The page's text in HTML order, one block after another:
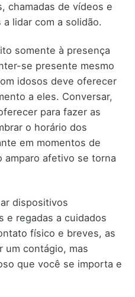
chamadas de vídeos e
lidar com a solidão.
somente à presença
se presente mesmo
idosos deve oferecer
a eles. Conversar,
para fazer as
o horário dos
em momentos de
amparo afetivo se torna
dispositivos
e regadas a cuidados
físico e breves, as
um contágio, mas
que você se importa e